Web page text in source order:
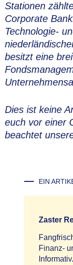
Stationen
Corporate
Technologie-
besitzt eine
Dies ist keine
euch vor einer
beachtet
EIN
Zaster
Finanz-